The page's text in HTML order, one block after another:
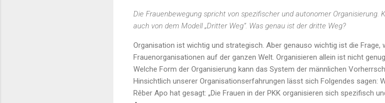
Die Frauenbewegung spricht von spezifischer und autonomer Organisierung.
auch von dem Modell „Dritter Weg“. Was genau ist der dritte Weg?
Organisation ist wichtig und strategisch. Aber genauso wichtig ist die Frage,
Frauenorganisationen auf der ganzen Welt. Organisieren allein ist nicht
Welche Form der Organisierung kann das System der männlichen
Hinsichtlich unserer Organisationserfahrungen lässt sich Folgendes sagen:
Rêber Apo hat gesagt: „Die Frauen in der PKK organisieren sich spezifisch